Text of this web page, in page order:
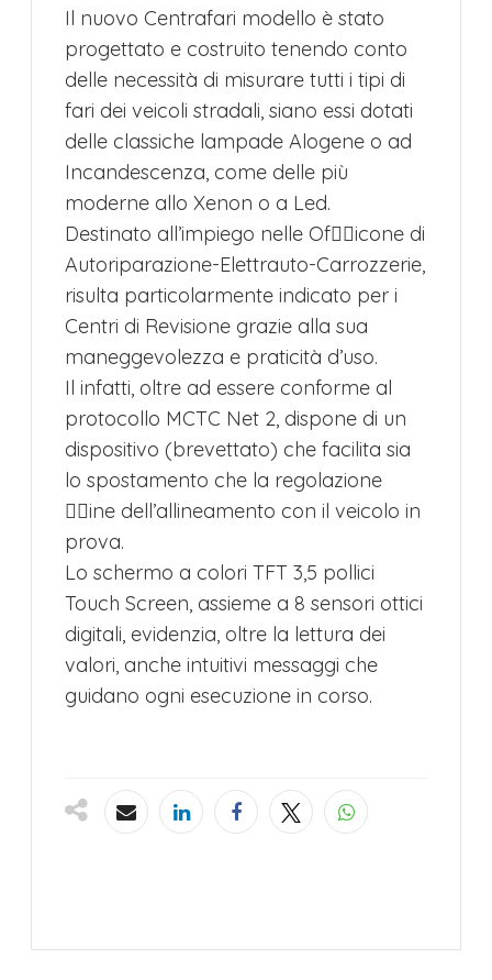
Il nuovo Centrafari modello è stato
progettato e costruito tenendo conto
delle necessità di misurare tutti i tipi di
fari dei veicoli stradali, siano essi dotati
delle classiche lampade Alogene o ad
Incandescenza, come delle più
moderne allo Xenon o a Led.
Destinato all’impiego nelle Of􀏔􀏔icone di
Autoriparazione-Elettrauto-Carrozzerie,
risulta particolarmente indicato per i
Centri di Revisione grazie alla sua
maneggevolezza e praticità d’uso.
Il infatti, oltre ad essere conforme al
protocollo MCTC Net 2, dispone di un
dispositivo (brevettato) che facilita sia
lo spostamento che la regolazione
􀏔􀏔ine dell’allineamento con il veicolo in
prova.
Lo schermo a colori TFT 3,5 pollici
Touch Screen, assieme a 8 sensori ottici
digitali, evidenzia, oltre la lettura dei
valori, anche intuitivi messaggi che
guidano ogni esecuzione in corso.